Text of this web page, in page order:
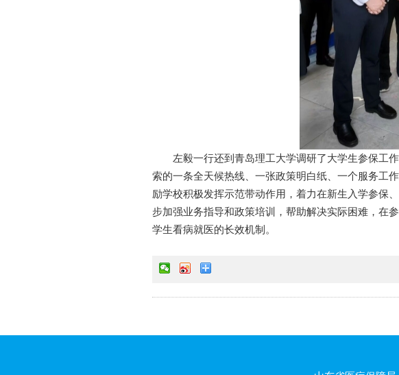
左毅一行还到青岛理工大学调研了大学生参保工
索的一条全天候热线、一张政策明白纸、一个服务工
励学校积极发挥示范带动作用，着力在新生入学参保
步加强业务指导和政策培训，帮助解决实际困难，在
学生看病就医的长效机制。